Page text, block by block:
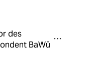
des
BaWü